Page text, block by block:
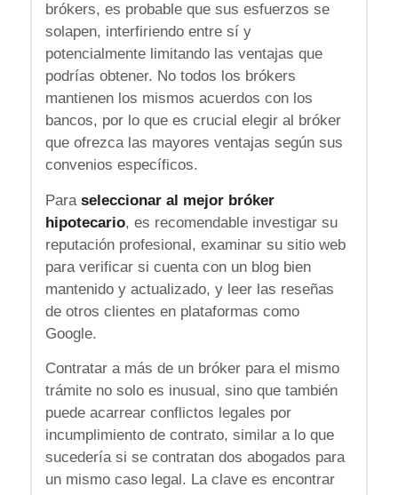
brókers, es probable que sus esfuerzos se
solapen, interfiriendo entre sí y
potencialmente limitando las ventajas que
podrías obtener. No todos los brókers
mantienen los mismos acuerdos con los
bancos, por lo que es crucial elegir al bróker
que ofrezca las mayores ventajas según sus
convenios específicos.
Para seleccionar al mejor bróker
hipotecario, es recomendable investigar su
reputación profesional, examinar su sitio web
para verificar si cuenta con un blog bien
mantenido y actualizado, y leer las reseñas
de otros clientes en plataformas como
Google.
Contratar a más de un bróker para el mismo
trámite no solo es inusual, sino que también
puede acarrear conflictos legales por
incumplimiento de contrato, similar a lo que
sucedería si se contratan dos abogados para
un mismo caso legal. La clave es encontrar